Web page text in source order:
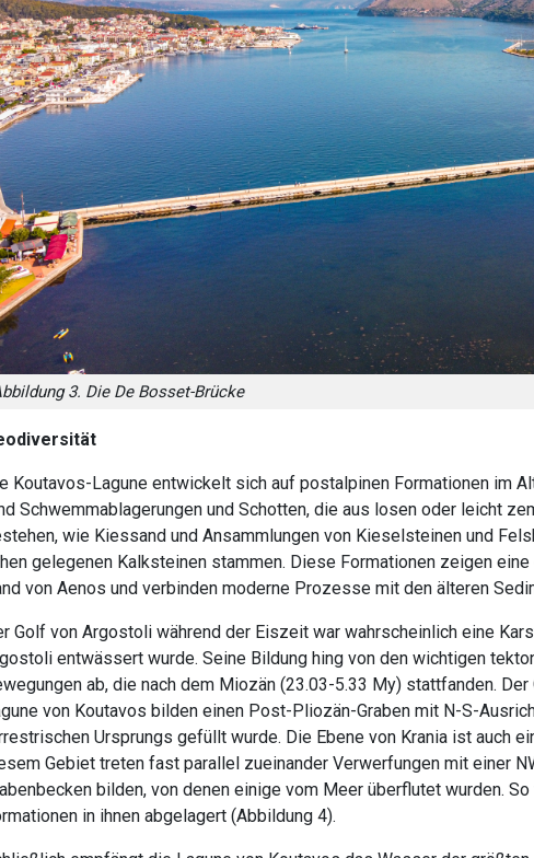
3. Die De Bosset-Brücke
Koutavos-Lagune entwickelt sich auf postalpinen Formationen im
Schwemmablagerungen und Schotten, die aus losen oder leicht
wie Kiessand und Ansammlungen von Kieselsteinen und
gelegenen Kalksteinen stammen. Diese Formationen zeigen
von Aenos und verbinden moderne Prozesse mit den älteren
Golf von Argostoli während der Eiszeit war wahrscheinlich eine
entwässert wurde. Seine Bildung hing von den wichtigen
ab, die nach dem Miozän (23.03-5.33 My) stattfanden.
von Koutavos bilden einen Post-Pliozän-Graben mit N-S-
Ursprungs gefüllt wurde. Die Ebene von Krania ist auch
Gebiet treten fast parallel zueinander Verwerfungen mit einer
bilden, von denen einige vom Meer überflutet wurden.
in ihnen abgelagert (Abbildung 4).